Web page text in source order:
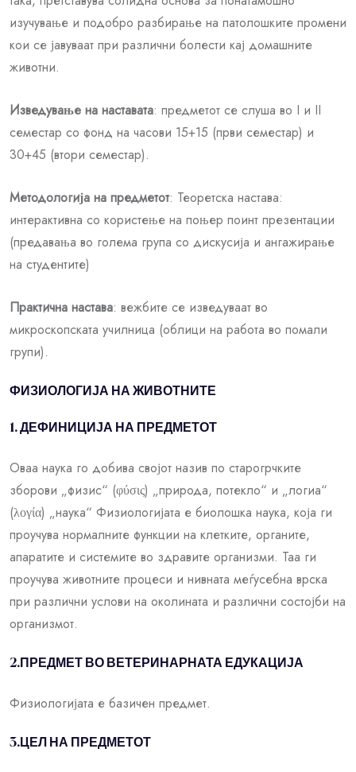
изучување и подобро разбирање на патолошките промени
кои се јавуваат при различни болести кај домашните
животни.
Изведување на наставата: предметот се слуша во I и II
семестар со фонд на часови 15+15 (први семестар) и
30+45 (втори семестар).
Методологија на предметот: Теоретска настава:
интерактивна со користење на поњер поинт презентации
(предавања во голема група со дискусија и ангажирање
на студентите)
Практична настава: вежбите се изведуваат во
микроскопската училница (облици на работа во помали
групи).
ФИЗИОЛОГИЈА НА ЖИВОТНИТЕ
1. ДЕФИНИЦИЈА НА ПРЕДМЕТОТ
Оваа наука го добива својот назив по старогрчките
зборови „физис“ (φύσις) „природа, потекло“ и „логиа“
(λογία) „наука“ Физиологијата е биолошка наука, која ги
проучува нормалните функции на клетките, органите,
апаратите и системите во здравите организми. Таа ги
проучува животните процеси и нивната меѓусебна врска
при различни услови на околината и различни состојби на
организмот.
2.ПРЕДМЕТ ВО ВЕТЕРИНАРНАТА ЕДУКАЦИЈА
Физиологијата е базичен предмет.
3.ЦЕЛ НА ПРЕДМЕТОТ